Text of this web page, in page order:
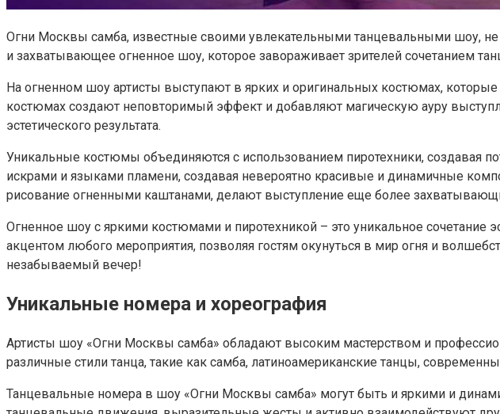
Огни Москвы самба, известные своими увлекательными танцевальными шоу, не
и захватывающее огненное шоу, которое завораживает зрителей сочетанием
На огненном шоу артисты выступают в ярких и оригинальных костюмах,
костюмах создают неповторимый эффект и добавляют магическую ауру
эстетического результата.
Уникальные костюмы объединяются с использованием пиротехники, создавая
искрами и языками пламени, создавая невероятно красивые и динамичные
рисование огненными каштанами, делают выступление еще более
Огненное шоу с яркими костюмами и пиротехникой – это уникальное сочетание
акцентом любого мероприятия, позволяя гостям окунуться в мир огня и
незабываемый вечер!
Уникальные номера и хореография
Артисты шоу «Огни Москвы самба» обладают высоким мастерством и
различные стили танца, такие как самба, латиноамериканские танцы,
Танцевальные номера в шоу «Огни Москвы самба» могут быть и яркими и